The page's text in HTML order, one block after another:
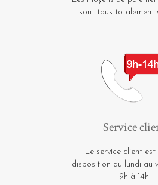
sont tous totalement
Service
Le service client
disposition du lundi au
9h à 14h